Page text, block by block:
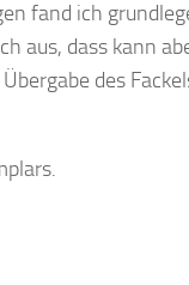
fand ich
aus, dass kann
des